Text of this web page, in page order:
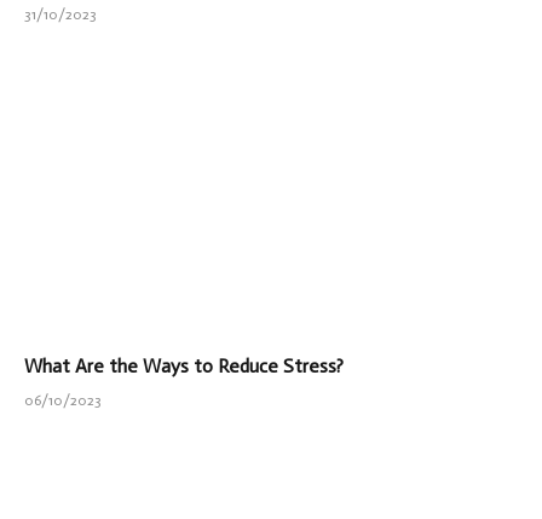
31/10/2023
What Are the Ways to Reduce Stress?
06/10/2023